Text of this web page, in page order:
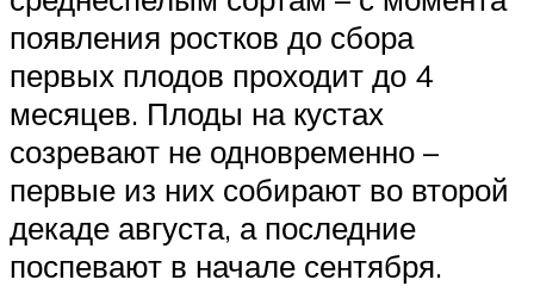
появления ростков до сбора
первых плодов проходит до 4
месяцев. Плоды на кустах
созревают не одновременно –
первые из них собирают во второй
декаде августа, а последние
поспевают в начале сентября.